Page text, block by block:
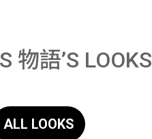
物語’S LOOKS
ALL LOOKS